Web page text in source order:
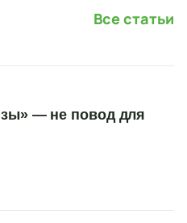
Все статьи
— не повод для